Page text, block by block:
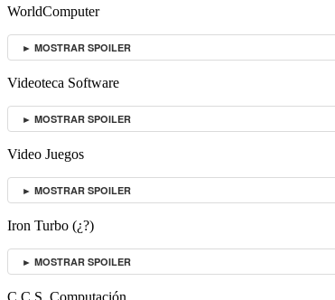
WorldComputer
► MOSTRAR SPOILER
Videoteca Software
► MOSTRAR SPOILER
Video Juegos
► MOSTRAR SPOILER
Iron Turbo (¿?)
► MOSTRAR SPOILER